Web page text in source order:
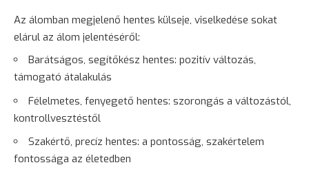
Az álomban megjelenő hentes külseje, viselkedése sokat
elárul az álom jelentéséről:
Barátságos, segítőkész hentes: pozitív változás,
támogató átalakulás
Félelmetes, fenyegető hentes: szorongás a változástól,
kontrollvesztéstől
Szakértő, precíz hentes: a pontosság, szakértelem
fontossága az életedben